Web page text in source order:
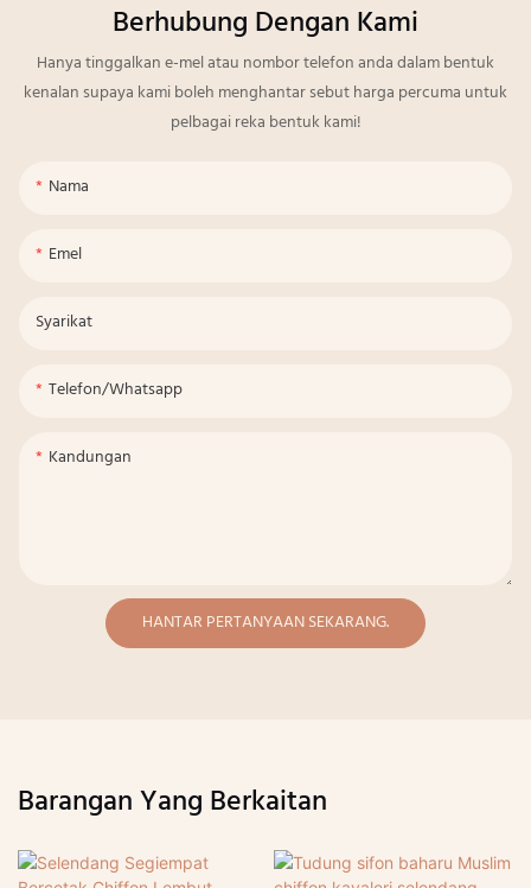
Berhubung Dengan Kami
Hanya tinggalkan e-mel atau nombor telefon anda dalam bentuk
kenalan supaya kami boleh menghantar sebut harga percuma untuk
pelbagai reka bentuk kami!
Nama
Emel
Syarikat
Telefon/whatsapp
Kandungan
HANTAR PERTANYAAN SEKARANG.
Barangan Yang Berkaitan